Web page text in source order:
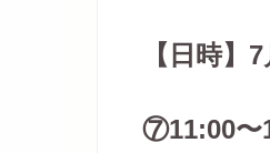
【日時】
⑦11:00〜